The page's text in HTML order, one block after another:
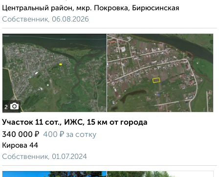
Центральный район, мкр. Покровка, Бирюсинская
Собственник, 06.08.2026
2
Участок 11 сот., ИЖС, 15 км от города
340 000 ₽ 400 ₽ за сотку
Кирова 44
Собственник, 01.07.2024